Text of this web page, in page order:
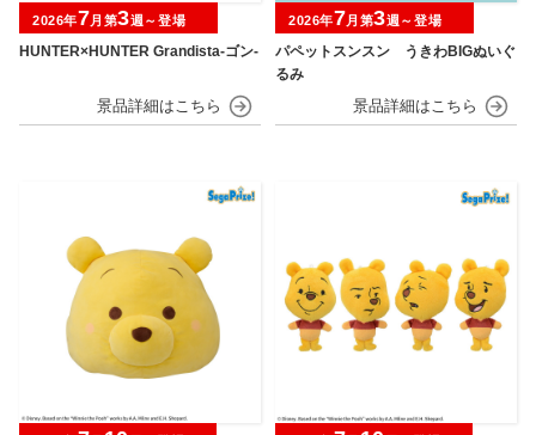
HUNTER×HUNTER Grandista-ゴン-
2026年7月第3週～登場
パペットスンスン うきわBIGぬいぐ
るみ
2026年7月第3週～登場